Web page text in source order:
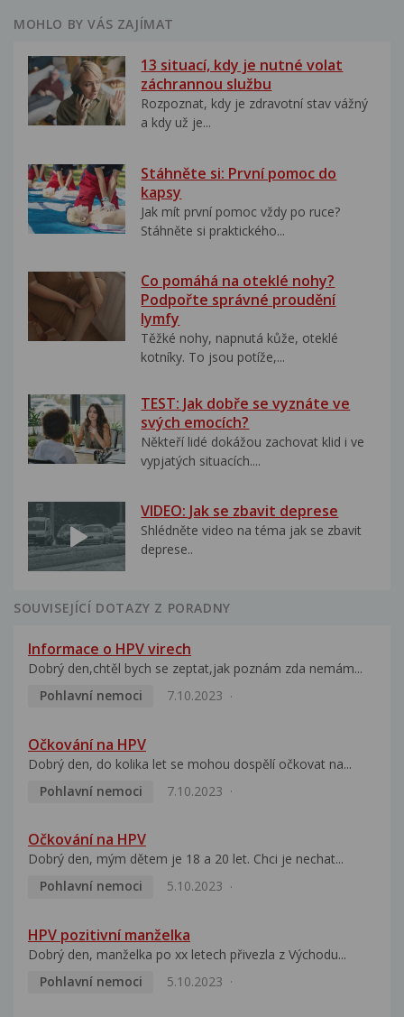
MOHLO BY VÁS ZAJÍMAT
13 situací, kdy je nutné volat
záchrannou službu
Rozpoznat, kdy je zdravotní stav vážný
a kdy už je...
Stáhněte si: První pomoc do
kapsy
Jak mít první pomoc vždy po ruce?
Stáhněte si praktického...
Co pomáhá na oteklé nohy?
Podpořte správné proudění
lymfy
Těžké nohy, napnutá kůže, oteklé
kotníky. To jsou potíže,...
TEST: Jak dobře se vyznáte ve
svých emocích?
Někteří lidé dokážou zachovat klid i ve
vypjatých situacích....
VIDEO: Jak se zbavit deprese
Shlédněte video na téma jak se zbavit
deprese..
SOUVISEJÍCÍ DOTAZY Z PORADNY
Informace o HPV virech
Dobrý den,chtěl bych se zeptat,jak poznám zda nemám...
Pohlavní nemoci
7.10.2023
Očkování na HPV
Dobrý den, do kolika let se mohou dospělí očkovat na...
Pohlavní nemoci
7.10.2023
Očkování na HPV
Dobrý den, mým dětem je 18 a 20 let. Chci je nechat...
Pohlavní nemoci
5.10.2023
HPV pozitivní manželka
Dobrý den, manželka po xx letech přivezla z Východu...
Pohlavní nemoci
5.10.2023